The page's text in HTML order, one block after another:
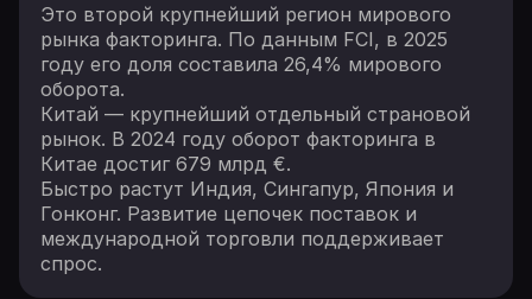
Это второй крупнейший регион мирового
рынка факторинга. По данным FCI, в 2025
году его доля составила 26,4% мирового
оборота.
Китай — крупнейший отдельный страновой
рынок. В 2024 году оборот факторинга в
Китае достиг 679 млрд €.
Быстро растут Индия, Сингапур, Япония и
Гонконг. Развитие цепочек поставок и
международной торговли поддерживает
спрос.